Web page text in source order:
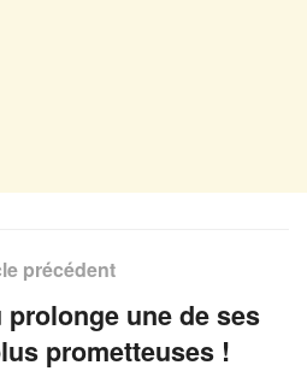
précédent
prolonge une de ses
prometteuses !